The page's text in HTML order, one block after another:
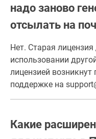
надо заново
отсылать на
Нет. Старая
использовании
лицензией
поддержке на
Какие